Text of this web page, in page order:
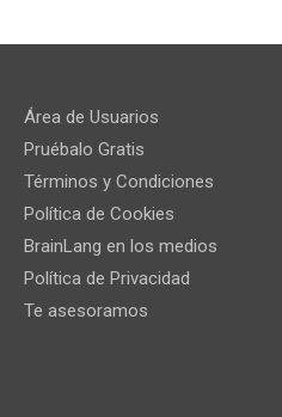
Área de Usuarios
Pruébalo Gratis
Términos y Condiciones
Política de Cookies
BrainLang en los medios
Política de Privacidad
Te asesoramos